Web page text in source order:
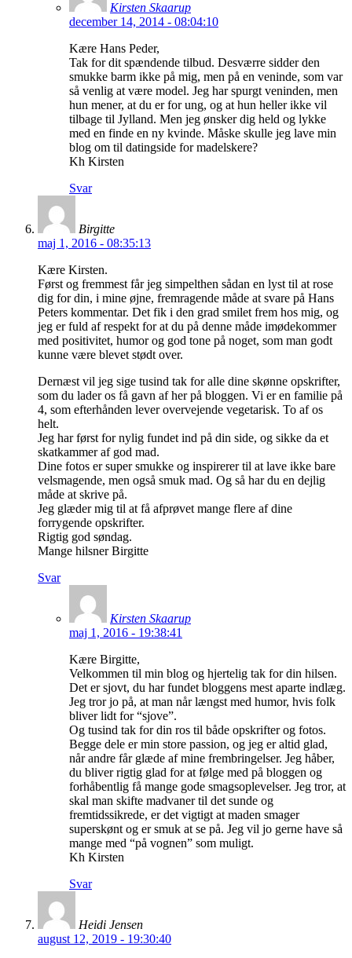
Kirsten Skaarup
december 14, 2014 - 08:04:10
Kære Hans Peder,
Tak for dit spændende tilbud. Desværre sidder den
smukke barm ikke på mig, men på en veninde, som var
så venlig at være model. Jeg har spurgt veninden, men
hun mener, at du er for ung, og at hun heller ikke vil
tilbage til Jylland. Men jeg ønsker dig held og lykke
med en finde en ny kvinde. Måske skulle jeg lave min
blog om til datingside for madelskere?
Kh Kirsten
Svar
Birgitte
maj 1, 2016 - 08:35:13
Kære Kirsten.
Først og fremmest får jeg simpelthen sådan en lyst til at rose
dig for din, i mine øjne, fremragende måde at svare på Hans
Peters kommentar. Det fik i den grad smilet frem hos mig, og
jeg er fuld af respekt for at du på denne måde imødekommer
med positivitet, humor og god tone på noget, som man godt
kunne være blevet stødt over.
Dernæst vil jeg sige tusind tak for alle dine skønne opskrifter,
som du lader os få gavn af her på bloggen. Vi er en familie på
4, som efterhånden lever overvejende vegetarisk. To af os
helt.
Jeg har først for nylig fundet ind på din side, og sikke da et
skatkammer af god mad.
Dine fotos er super smukke og inspirerer til at lave ikke bare
velsmagende, men også smuk mad. Og så har du en dejlig
måde at skrive på.
Jeg glæder mig til at få afprøvet mange flere af dine
forrygende opskrifter.
Rigtig god søndag.
Mange hilsner Birgitte
Svar
Kirsten Skaarup
maj 1, 2016 - 19:38:41
Kære Birgitte,
Velkommen til min blog og hjertelig tak for din hilsen.
Det er sjovt, du har fundet bloggens mest aparte indlæg.
Jeg tror jo på, at man når længst med humor, hvis folk
bliver lidt for “sjove”.
Og tusind tak for din ros til både opskrifter og fotos.
Begge dele er min store passion, og jeg er altid glad,
når andre får glæde af mine frembringelser. Jeg håber,
du bliver rigtig glad for at følge med på bloggen og
forhåbentlig få mange gode smagsoplevelser. Jeg tror, at
skal man skifte madvaner til det sunde og
fremtidssikrede, er det vigtigt at maden smager
superskønt og er smuk at se på. Jeg vil jo gerne have så
mange med “på vognen” som muligt.
Kh Kirsten
Svar
Heidi Jensen
august 12, 2019 - 19:30:40